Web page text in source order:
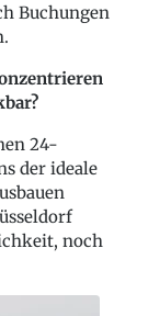
Buchungen
24-
der ideale
noch